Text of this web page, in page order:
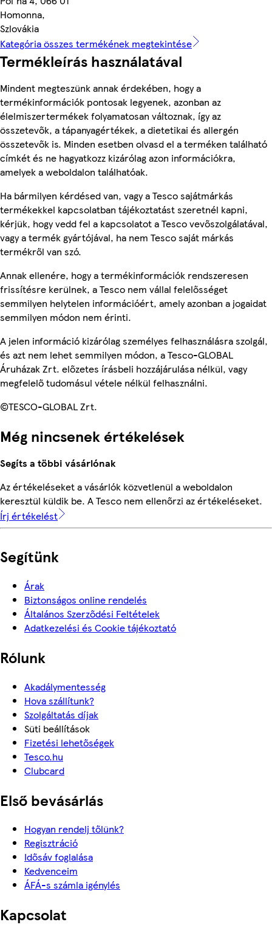
Homonna,
Szlovákia
Kategória összes termékének megtekintése
Termékleírás használatával
Mindent megteszünk annak érdekében, hogy a
termékinformációk pontosak legyenek, azonban az
élelmiszertermékek folyamatosan változnak, így az
összetevők, a tápanyagértékek, a dietetikai és allergén
összetevők is. Minden esetben olvasd el a terméken található
címkét és ne hagyatkozz kizárólag azon információkra,
amelyek a weboldalon találhatóak.
Ha bármilyen kérdésed van, vagy a Tesco sajátmárkás
termékekkel kapcsolatban tájékoztatást szeretnél kapni,
kérjük, hogy vedd fel a kapcsolatot a Tesco vevőszolgálatával,
vagy a termék gyártójával, ha nem Tesco saját márkás
termékről van szó.
Annak ellenére, hogy a termékinformációk rendszeresen
frissítésre kerülnek, a Tesco nem vállal felelősséget
semmilyen helytelen információért, amely azonban a jogaidat
semmilyen módon nem érinti.
A jelen információ kizárólag személyes felhasználásra szolgál,
és azt nem lehet semmilyen módon, a Tesco-GLOBAL
Áruházak Zrt. előzetes írásbeli hozzájárulása nélkül, vagy
megfelelő tudomásul vétele nélkül felhasználni.
©TESCO-GLOBAL Zrt.
Még nincsenek értékelések
Segíts a többi vásárlónak
Az értékeléseket a vásárlók közvetlenül a weboldalon
keresztül küldik be. A Tesco nem ellenőrzi az értékeléseket.
Írj értékelést
Segítünk
Árak
Biztonságos online rendelés
Általános Szerződési Feltételek
Adatkezelési és Cookie tájékoztató
Rólunk
Akadálymentesség
Hova szállítunk?
Szolgáltatás díjak
Süti beállítások
Fizetési lehetőségek
Tesco.hu
Clubcard
Első bevásárlás
Hogyan rendelj tőlünk?
Regisztráció
Idősáv foglalása
Kedvenceim
ÁFÁ-s számla igénylés
Kapcsolat